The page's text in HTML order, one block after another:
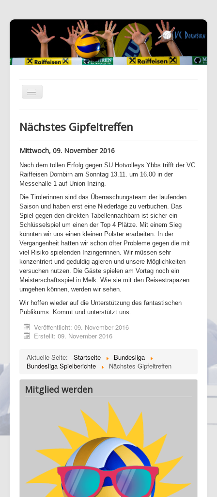
Nächstes Gipfeltreffen
Mittwoch, 09. November 2016
Nach dem tollen Erfolg gegen SU Hotvolleys Ybbs trifft der VC
Raiffeisen Dornbirn am Sonntag 13.11. um 16.00 in der
Messehalle 1 auf Union Inzing.
Die Tirolerinnen sind das Überraschungsteam der laufenden
Saison und haben erst eine Niederlage zu verbuchen. Das
Spiel gegen den direkten Tabellennachbarn ist sicher ein
Schlüsselspiel um einen der Top 4 Plätze. Mit einem Sieg
könnten wir uns einen kleinen Polster erarbeiten. In der
Vergangenheit hatten wir schon öfter Probleme gegen die mit
viel Risiko spielenden Inzingerinnen. Wir müssen sehr
konzentriert und geduldig agieren und unsere Möglichkeiten
versuchen nutzen. Die Gäste spielen am Vortag noch ein
Meisterschaftsspiel in Melk. Wie sie mit den Reisestrapazen
umgehen können, werden wir sehen.
Wir hoffen wieder auf die Unterstützung des fantastischen
Publikums. Kommt und unterstützt uns.
Veröffentlicht: 09. November 2016
Erstellt: 09. November 2016
Aktuelle Seite: Startseite
Bundesliga
Bundesliga Spielberichte
Nächstes Gipfeltreffen
Mitglied werden